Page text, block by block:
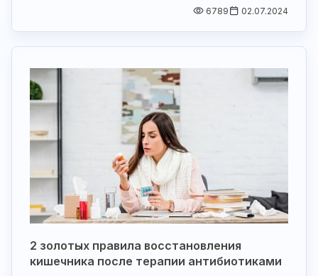
6789 02.07.2024
2 золотых правила восстановления
кишечника после терапии антибиотиками